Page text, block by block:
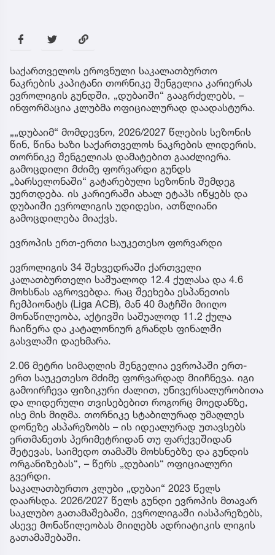
საქართველოს ეროვნული საკალათბურთო
ნაკრების კაპიტანი თორნიკე შენგელია კარიერას
ევროლიგის გუნდში, „დუბაიში“ გააგრძელებს, –
ინფორმაცია კლუბმა ოფიციალურად დაადასტურა.
„„დუბაიმ“ მომდევნო, 2026/2027 წლების სეზონის
წინ, წინა ხაზი საქართველოს ნაკრების ლიდერის,
თორნიკე შენგელიას დამატებით გააძლიერა.
გამოცდილი მძიმე ფორვარდი გუნდს
„ბარსელონაში“ გატარებული სეზონის შემდეგ
უერთდება. ის კარიერაში ახალ ეტაპს იწყებს და
დუბაიში ევროლიგის უდიდესი, ათწლიანი
გამოცდილება მიაქვს.
ევროპის ერთ-ერთი საუკეთესო ფორვარდი
ევროლიგის 34 შეხვედრაში ქართველი
კალათბურთელი საშუალოდ 12.4 ქულასა და 4.6
მოხსნას აგროვებდა. რაც შეეხება ესპანეთის
ჩემპიონატს (Liga ACB), მან 40 მატჩში მიიღო
მონაწილეობა, აქტივში საშუალოდ 11.2 ქულა
ჩაიწერა და კატალონიურ გრანდს ფინალში
გასვლაში დაეხმარა.
2.06 მეტრი სიმაღლის შენგელია ევროპაში ერთ-
ერთ საუკეთესო მძიმე ფორვარდად მიიჩნევა. იგი
გამოირჩევა ფიზიკური ძალით, უნივერსალურობითა
და ლიდერული თვისებებით როგორც მოედანზე,
ისე მის მიღმა. თორნიკე სტაბილურად უმაღლეს
დონეზე ასპარეზობს – ის იდეალურად უთავსებს
ერთმანეთს პერიმეტრიდან თუ ფარქვეშიდან
შეტევას, საიმედო თამაშს მოხსნებზე და გუნდის
ორგანიზებას“, – წერს „დუბაის“ ოფიციალური
გვერდი.
საკალათბურთო კლუბი „დუბაი“ 2023 წელს
დაარსდა. 2026/2027 წელს გუნდი ევროპის მთავარ
საკლუბო გათამაშებაში, ევროლიგაში იასპარეზებს,
ასევე მონაწილეობას მიიღებს ადრიატიკის ლიგის
გათამაშებაში.